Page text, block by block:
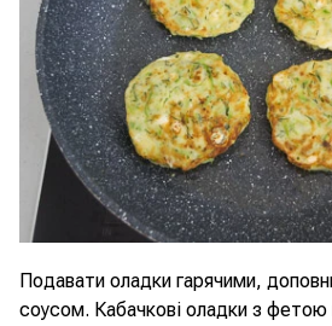
Подавати оладки гарячими,
соусом. Кабачкові оладки з фетою